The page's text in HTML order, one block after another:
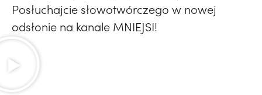
Posłuchajcie słowotwórczego w nowej
odsłonie na kanale MNIEJSI!